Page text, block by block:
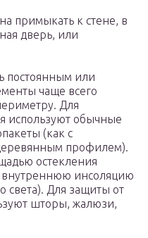
примыкать к стене, в
дверь, или
постоянным или
чаще всего
Для
используют обычные
(как с
профилем).
остекления
внутреннюю инсоляцию
света). Для защиты от
шторы, жалюзи,